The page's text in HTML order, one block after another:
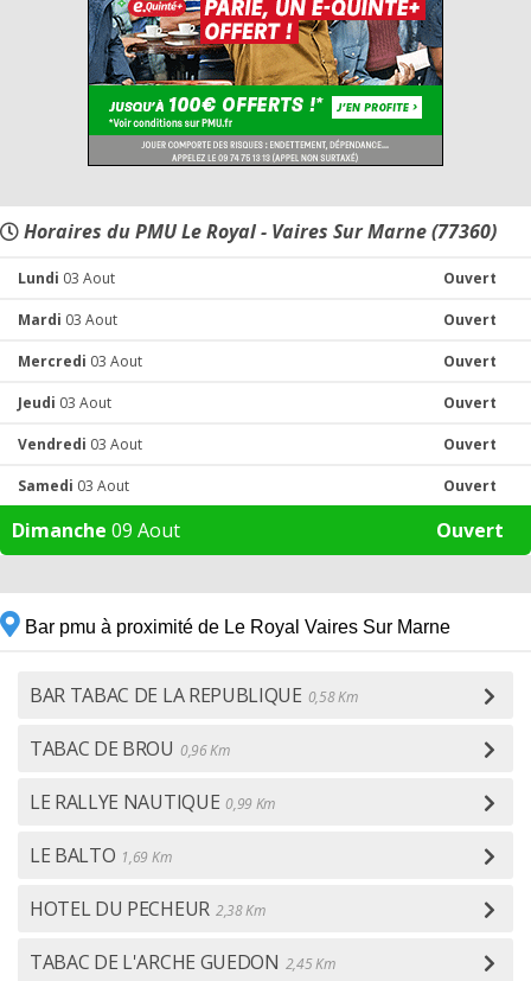
Horaires du PMU Le Royal - Vaires Sur Marne (77360)
Lundi 03 Aout Ouvert
Mardi 03 Aout Ouvert
Mercredi 03 Aout Ouvert
Jeudi 03 Aout Ouvert
Vendredi 03 Aout Ouvert
Samedi 03 Aout Ouvert
Dimanche 09 Aout Ouvert
Bar pmu à proximité de Le Royal Vaires Sur Marne
BAR TABAC DE LA REPUBLIQUE 0,58 Km
TABAC DE BROU 0,96 Km
LE RALLYE NAUTIQUE 0,99 Km
LE BALTO 1,69 Km
HOTEL DU PECHEUR 2,38 Km
TABAC DE L'ARCHE GUEDON 2,45 Km